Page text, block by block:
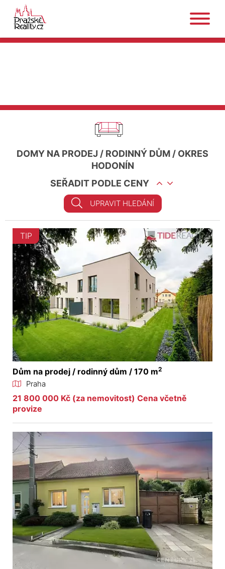
DOMY NA PRODEJ / RODINNÝ DŮM / OKRES
HODONÍN
SEŘADIT PODLE CENY
UPRAVIT HLEDÁNÍ
TIP
Dům na prodej / rodinný dům / 170 m2
Praha
21 800 000 Kč (za nemovitost) Cena včetně
provize